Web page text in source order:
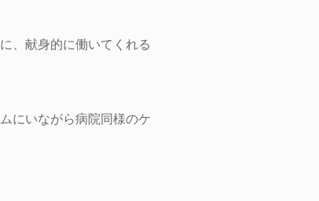
、献身的に働いてくれる
にいながら病院同様のケ